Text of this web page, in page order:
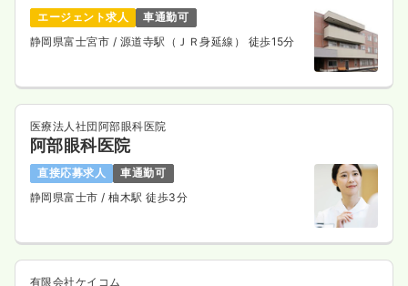
日勤のみ（常勤） 一時募集休止
※一例
時間 7:00～19:00（休憩60分）
年間休日120日
4週8休以上
気になる 詳細を見る
エージェント求人
車通勤可
静岡県富士宮市 / 源道寺駅（ＪＲ身延線） 徒歩15分
医療法人社団阿部眼科医院
阿部眼科医院
直接応募求人
車通勤可
静岡県富士市 / 柚木駅 徒歩3分
有限会社ケイコム